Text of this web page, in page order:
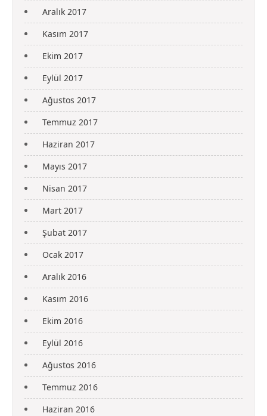
Aralık 2017
Kasım 2017
Ekim 2017
Eylül 2017
Ağustos 2017
Temmuz 2017
Haziran 2017
Mayıs 2017
Nisan 2017
Mart 2017
Şubat 2017
Ocak 2017
Aralık 2016
Kasım 2016
Ekim 2016
Eylül 2016
Ağustos 2016
Temmuz 2016
Haziran 2016